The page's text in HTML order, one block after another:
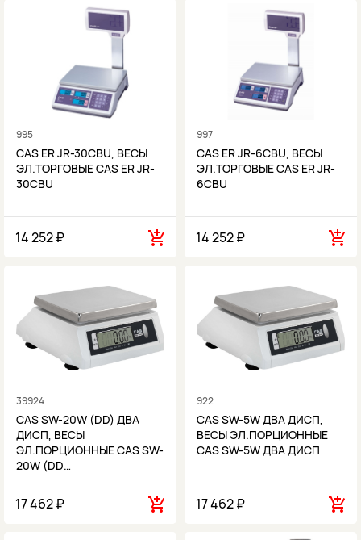
995
CAS ER JR-30CBU, ВЕСЫ
ЭЛ.ТОРГОВЫЕ CAS ER JR-
30CBU
14 252 ₽
997
CAS ER JR-6CBU, ВЕСЫ
ЭЛ.ТОРГОВЫЕ CAS ER JR-
6CBU
14 252 ₽
39924
CAS SW-20W (DD) ДВА
ДИСП, ВЕСЫ
ЭЛ.ПОРЦИОННЫЕ CAS SW-
20W (DD…
17 462 ₽
922
CAS SW-5W ДВА ДИСП,
ВЕСЫ ЭЛ.ПОРЦИОННЫЕ
CAS SW-5W ДВА ДИСП
17 462 ₽